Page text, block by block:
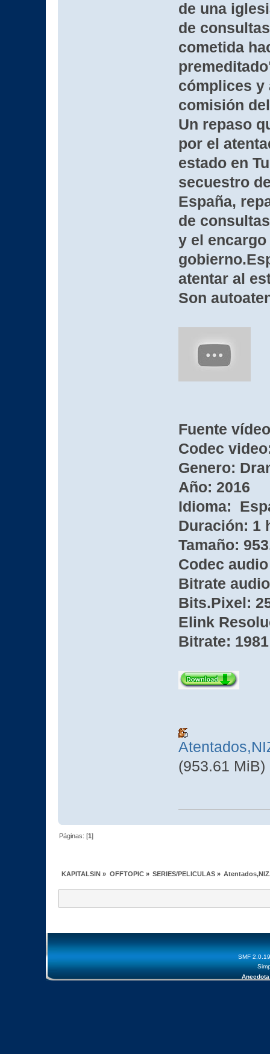
de una
de
cometida
cómplices y
comisión
Un repaso
por el
estado en
secuestro
España,
de
y el
atentar al
Son
Fuente
Codec
Genero:
Año: 2016
Idioma:
Duración: 1
Tamaño:
Codec
Bitrate
Bits.Pixel:
Elink
Bitrate: 1981
(953.61 MiB)
Páginas: [1]
KAPITALSIN » OFFTOPIC» SERIES/PELICULAS»
SMF 2.0.19
Anecdota